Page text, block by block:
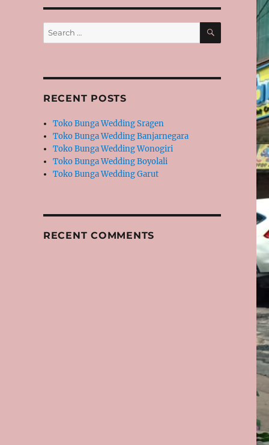
Search
for:
SEARCH
RECENT POSTS
Toko Bunga Wedding Sragen
Toko Bunga Wedding Banjarnegara
Toko Bunga Wedding Wonogiri
Toko Bunga Wedding Boyolali
Toko Bunga Wedding Garut
RECENT COMMENTS